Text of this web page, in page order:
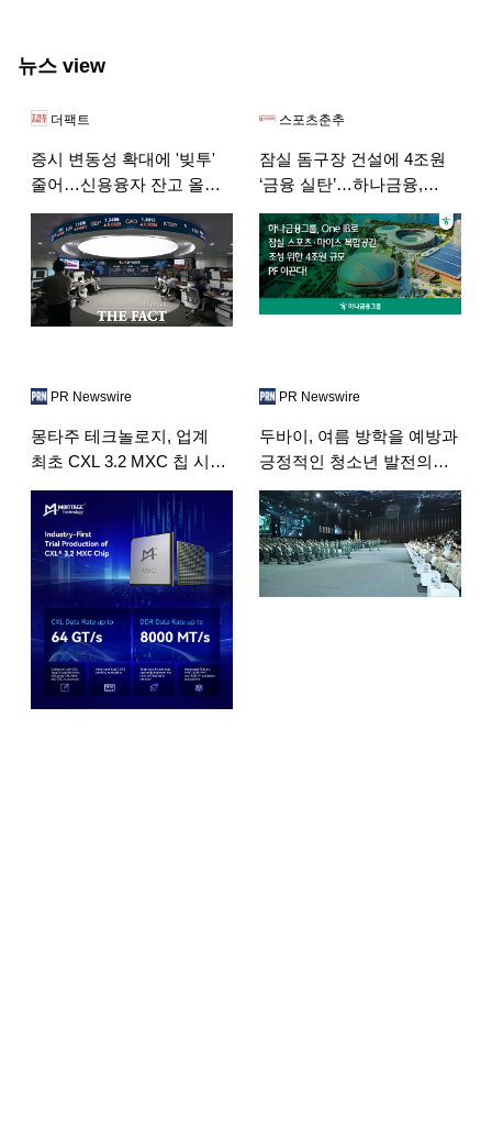
뉴스 view
더팩트
증시 변동성 확대에 '빚투'
줄어…신용융자 잔고 올해
최저
스포츠춘추
잠실 돔구장 건설에 4조원
‘금융 실탄’…하나금융,
스포츠·마이스 개발 주도
PR Newswire
몽타주 테크놀로지, 업계
최초 CXL 3.2 MXC 칩 시범
양산 발표
PR Newswire
두바이, 여름 방학을 예방과
긍정적인 청소년 발전의
장으로 성공적으로 전환